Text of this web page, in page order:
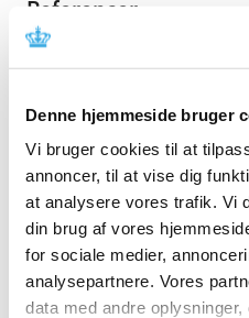
Denne hjemmeside bruger
Vi bruger cookies til at
annoncer, til at vise dig
at analysere vores trafik. Vi
din brug af vores
for sociale medier,
analysepartnere. Vores
data med andre
Referencer
Fabrikantens
XP057/15/S
Lægemiddelstyrelsens
Emner
Medicinsk udstyr